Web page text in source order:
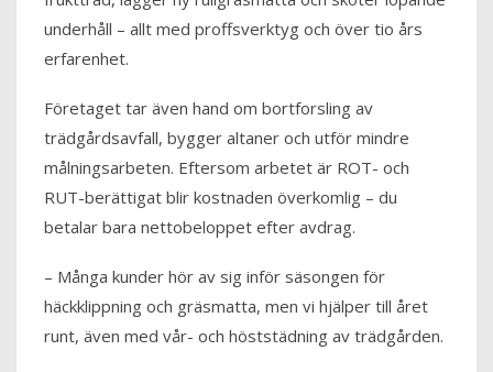
underhåll – allt med proffsverktyg och över tio års
erfarenhet.
Företaget tar även hand om bortforsling av
trädgårdsavfall, bygger altaner och utför mindre
målningsarbeten. Eftersom arbetet är ROT- och
RUT-berättigat blir kostnaden överkomlig – du
betalar bara nettobeloppet efter avdrag.
– Många kunder hör av sig inför säsongen för
häckklippning och gräsmatta, men vi hjälper till året
runt, även med vår- och höststädning av trädgården.